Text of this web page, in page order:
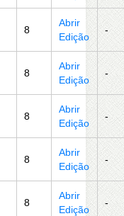
8
Abrir
Edição
-
8
Abrir
Edição
-
8
Abrir
Edição
-
8
Abrir
Edição
-
8
Abrir
Edição
-